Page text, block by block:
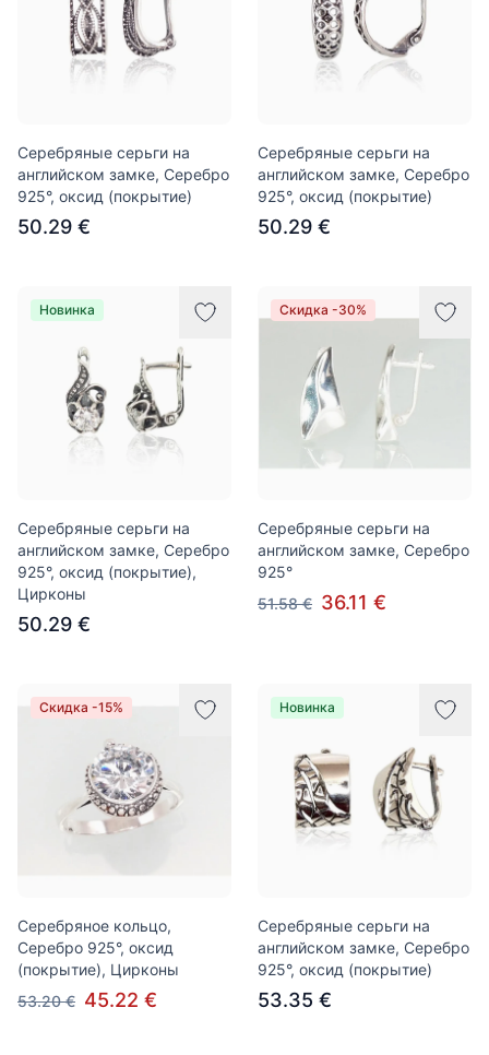
Серебряные серьги на
английском замке, Серебро
925°, оксид (покрытие)
50.29 €
Серебряные серьги на
английском замке, Серебро
925°, оксид (покрытие)
50.29 €
Новинка
Серебряные серьги на
английском замке, Серебро
925°, оксид (покрытие),
Цирконы
50.29 €
Скидка -30%
Серебряные серьги на
английском замке, Серебро
925°
51.58 € 36.11 €
Скидка -15%
Серебряное кольцо,
Серебро 925°, оксид
(покрытие), Цирконы
53.20 € 45.22 €
Новинка
Серебряные серьги на
английском замке, Серебро
925°, оксид (покрытие)
53.35 €